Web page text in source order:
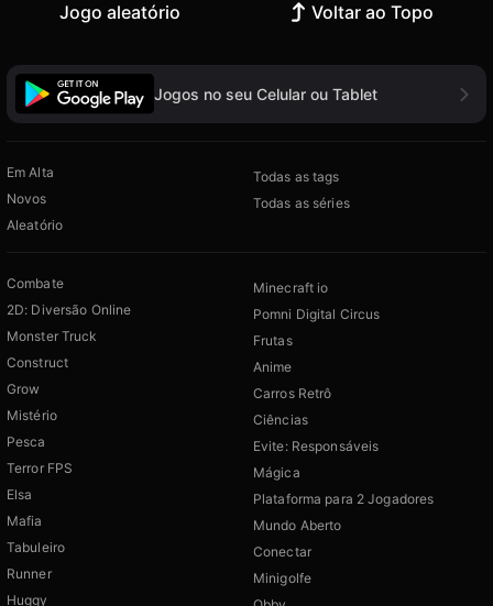
Jogo aleatório Voltar ao Topo
Jogos no seu Celular ou Tablet
Em Alta
Novos
Aleatório
Todas as tags
Todas as séries
Combate
2D: Diversão Online
Monster Truck
Construct
Grow
Mistério
Pesca
Terror FPS
Elsa
Mafia
Tabuleiro
Runner
Huggy
Minecraft io
Pomni Digital Circus
Frutas
Anime
Carros Retrô
Ciências
Evite: Responsáveis
Mágica
Plataforma para 2 Jogadores
Mundo Aberto
Conectar
Minigolfe